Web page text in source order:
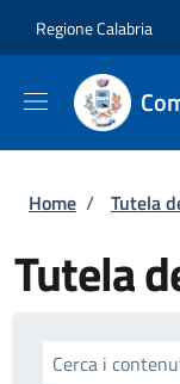
Regione Calabria
Briciole
Home / Tutela
Tutela
Cerca i